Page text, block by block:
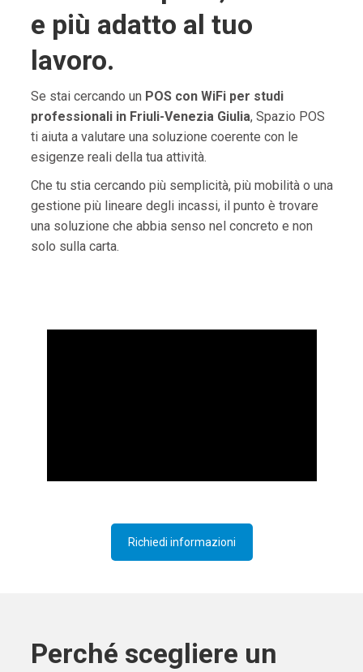
e più adatto al tuo
lavoro.
Se stai cercando un POS con WiFi per studi
professionali in Friuli-Venezia Giulia, Spazio POS
ti aiuta a valutare una soluzione coerente con le
esigenze reali della tua attività.
Che tu stia cercando più semplicità, più mobilità o una
gestione più lineare degli incassi, il punto è trovare
una soluzione che abbia senso nel concreto e non
solo sulla carta.
Richiedi informazioni
Perché scegliere un